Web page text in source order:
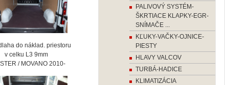
PALIVOVÝ SYSTÉM-
ŠKRTIACE KLAPKY-EGR-
SNÍMAČE ...
KĽUKY-VAČKY-OJNICE-
PIESTY
HLAVY VALCOV
TURBÁ-HADICE
KLIMATIZÁCIA
do náklad. priestoru
L3 9mm
/ MOVANO 2010-